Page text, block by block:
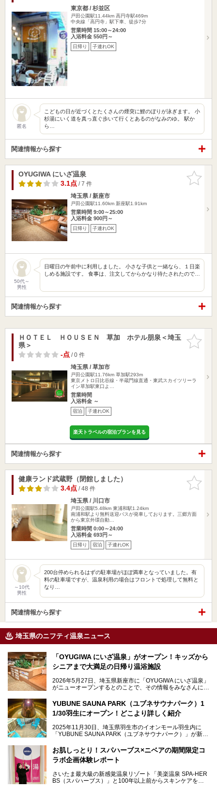
東京都 / 杉並区
戸田公園駅11.44km 高円寺駅469m
中央線「高円寺」駅下車、徒歩7分
営業時間 15:00～24:00
入浴料金 550円～
日帰り 子連れOK
匿名
こどもの日が近づくとたくさんの煙突に鯉のぼりが泳ぎます。 小
杉湯にいく道を真っ直ぐ歩いて行くとあるのがなみのゆ。 駅か
ら…
関連情報から探す
お気に入
りに追加
OYUGIWA にいざ温泉
3.1点/ 7 件
埼玉県 / 新座市
戸田公園駅11.60km 新座駅1.91km
営業時間 9:00～25:00
入浴料金 900円～
日帰り 子連れOK
50代～
男性
日曜日の午前中に利用しました。 小さな子供と一緒なら、１日楽
しめる施設です。 食事は、注文してからかなり待たされたので…
関連情報から探す
お気に入
りに追加
ＨＯＴＥＬ ＨＯＵＳＥＮ 草加 ホテル朋泉＜埼玉
県＞
-点/ 0 件
埼玉県 / 草加市
戸田公園駅11.76km 草加駅293m
東京メトロ日比谷線・半蔵門線直通・東武スカイツリーラ
イン草加駅東口よ…
営業時間
入浴料金 ～
宿泊 子連れOK
楽天トラベルの宿泊プランを見る
関連情報から探す
お気に入
りに追加
健康ランド武蔵野（閉館しました）
3.4点/ 48 件
埼玉県 / 川口市
戸田公園駅5.48km 東浦和駅1.24km
南浦和駅より無料送迎バスが発車しております。三郷方面
から東京外環自動…
営業時間 0:00～24:00
入浴料金 693円～
日帰り 宿泊 子連れOK
～10代
男性
200台停められるはずの駐車場がほぼ満車となっていました。有
料の駐車場ですが、温泉利用の場合はフロントで処理して無料と
なり…
関連情報から探す
埼玉県のニフティ温泉ニュース
「OYUGIWA にいざ温泉」がオープン！キッズから
シニアまで大満足の日帰り温浴施設
2026年5月27日、埼玉県新座市に「OYUGIWA にいざ温泉」
がニューオープンするとのことで、その情報をみなさんにい
メインとなる黒湯の天然温泉や本格的なサウナをはじめ、4
種類のリラックスルームやお食事処、他施設とは一線を画す
てきました！
YUBUNE SAUNA PARK（ユブネサウナパーク）1
1/30羽生にオープン！どこより詳しく紹介
2025年11月30日、埼玉県羽生市のイオンモール羽生内に
「YUBUNE SAUNA PARK（ユブネサウナパーク）」が新規
今年の4月1日から楽久屋グループの一員となった「湯舞音
（ユブネ）」が新ブランド「YUBUNE SAUNA PARK」を立
湯舞音らしいサウナにこだわった遊び心満点の"銭湯×屋外サ
ウナ"施設で、男女別のお風呂のほか、水着やサウナ着で楽
お肌しっとり！スパハーブス×ニベアの期間限定コ
ラボ企画体験レポート
さいたま最大級の新感覚温泉リゾート「美楽温泉 SPA-HER
BS（スパハーブス）」と100年以上前からスキンケアを考